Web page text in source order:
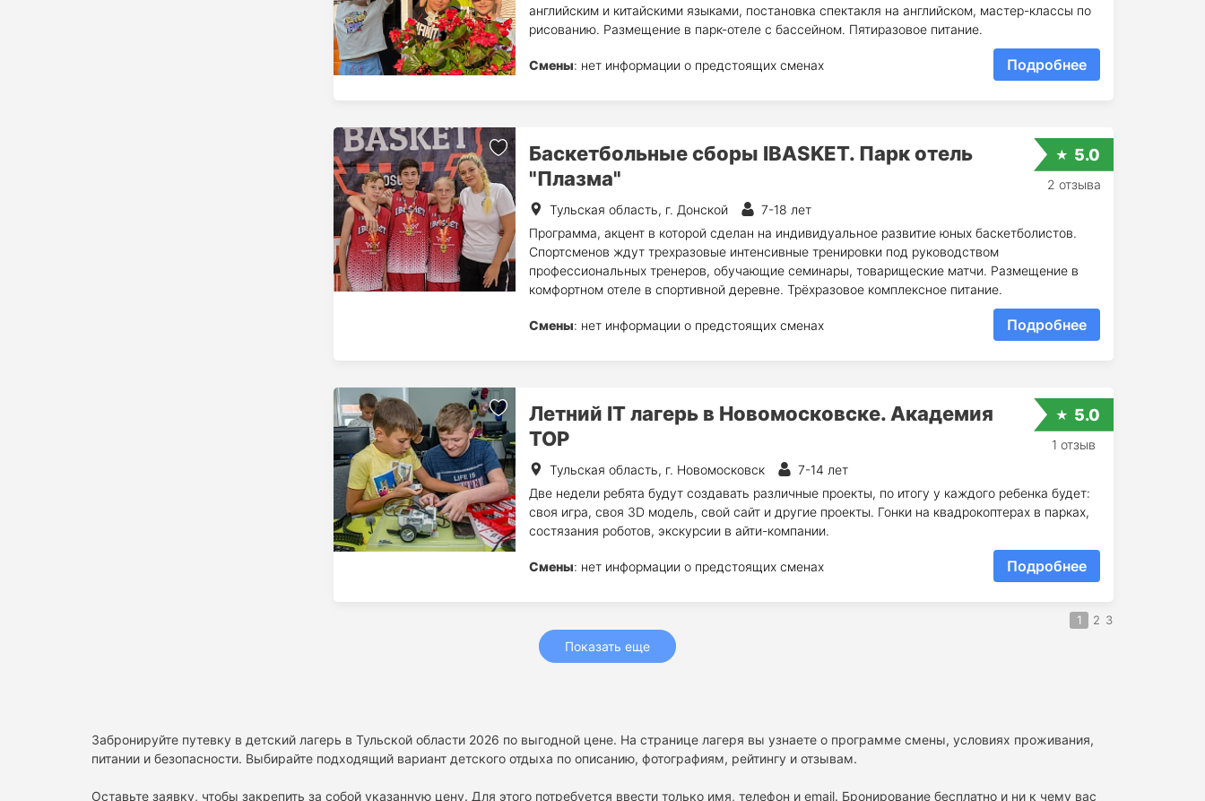
английским и китайскими языками, постановка спектакля на английском, мастер-классы по
рисованию. Размещение в парк-отеле с бассейном. Пятиразовое питание.
Смены: нет информации о предстоящих сменах Подробнее
Баскетбольные сборы IBASKET. Парк отель
"Плазма"
Тульская область, г. Донской
7-18 лет
Программа, акцент в которой сделан на индивидуальное развитие юных баскетболистов.
Спортсменов ждут трехразовые интенсивные тренировки под руководством
профессиональных тренеров, обучающие семинары, товарищеские матчи. Размещение в
комфортном отеле в спортивной деревне. Трёхразовое комплексное питание.
Смены: нет информации о предстоящих сменах Подробнее
5.0
2 отзыва
Летний IT лагерь в Новомосковске. Академия
TOP
Тульская область, г. Новомосковск
7-14 лет
Две недели ребята будут создавать различные проекты, по итогу у каждого ребенка будет:
своя игра, своя 3D модель, свой сайт и другие проекты. Гонки на квадрокоптерах в парках,
состязания роботов, экскурсии в айти-компании.
Смены: нет информации о предстоящих сменах Подробнее
5.0
1 отзыв
1 2 3
Показать еще
Забронируйте путевку в детский лагерь в Тульской области 2026 по выгодной цене. На странице лагеря вы узнаете о программе смены, условиях проживания,
питании и безопасности. Выбирайте подходящий вариант детского отдыха по описанию, фотографиям, рейтингу и отзывам.
Оставьте заявку, чтобы закрепить за собой указанную цену. Для этого потребуется ввести только имя, телефон и email. Бронирование бесплатно и ни к чему вас